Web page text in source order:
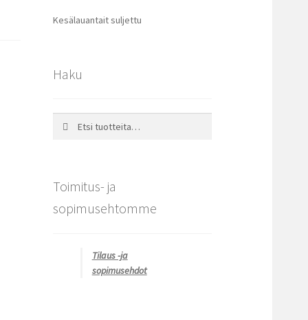
Kesälauantait suljettu
Haku
Toimitus- ja
sopimusehtomme
Tilaus -ja
sopimusehdot